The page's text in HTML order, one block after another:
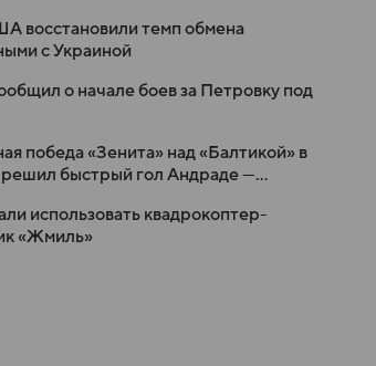
восстановили темп обмена
с Украиной
о начале боев за Петровку под
победа «Зенита» над «Балтикой» в
быстрый гол Андраде —
использовать квадрокоптер-
«Жмиль»